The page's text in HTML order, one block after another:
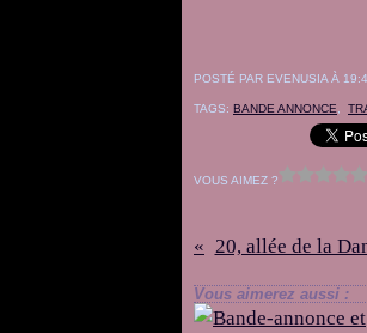
POSTÉ PAR EVENUSIA À
TAGS: BANDE ANNONCE
VOUS AIMEZ ?
20, allée de la
Vous aimerez aussi :